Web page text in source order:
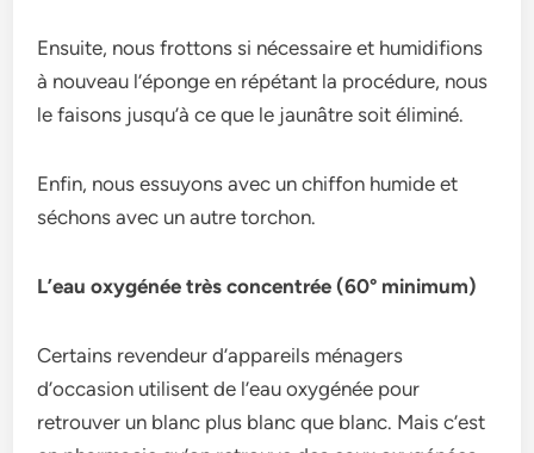
Ensuite, nous frottons si nécessaire et humidifions
à nouveau l’éponge en répétant la procédure, nous
le faisons jusqu’à ce que le jaunâtre soit éliminé.
Enfin, nous essuyons avec un chiffon humide et
séchons avec un autre torchon.
L’eau oxygénée très concentrée (60° minimum)
Certains revendeur d’appareils ménagers
d’occasion utilisent de l’eau oxygénée pour
retrouver un blanc plus blanc que blanc. Mais c’est